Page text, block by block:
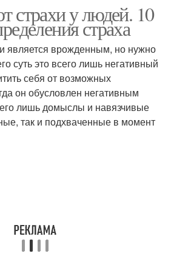
Обычные страхи
страхи у людей. 10
страха
является врожденным, но нужно
суть это всего лишь негативный
себя от возможных
он обусловлен негативным
лишь домыслы и навязчивые
так и подхваченные в момент